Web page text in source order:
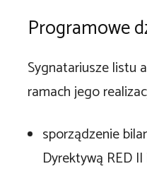
Programowe
Sygnatariusze listu
ramach jego
sporządzenie
Dyrektywą RED